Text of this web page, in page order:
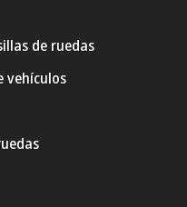
de ruedas
vehículos